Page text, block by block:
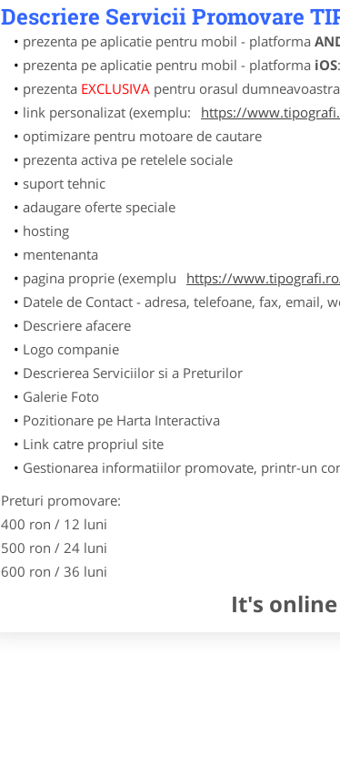
Descriere Servicii Promovare
prezenta pe aplicatie pentru mobil - platforma
prezenta pe aplicatie pentru mobil - platforma iOS:
prezenta EXCLUSIVA pentru orasul
link personalizat (exemplu:
https://
optimizare pentru motoare de cautare
prezenta activa pe retelele sociale
suport tehnic
adaugare oferte speciale
hosting
mentenanta
pagina proprie (exemplu
https://
Datele de Contact - adresa, telefoane, fax, email,
Descriere afacere
Logo companie
Descrierea Serviciilor si a Preturilor
Galerie Foto
Pozitionare pe Harta Interactiva
Link catre propriul site
Gestionarea informatiilor promovate, printr-un
Preturi promovare:
400 ron / 12 luni
500 ron / 24 luni
600 ron / 36 luni
It's